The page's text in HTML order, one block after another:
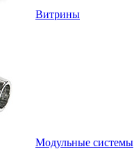
Витрины
Модульные системы